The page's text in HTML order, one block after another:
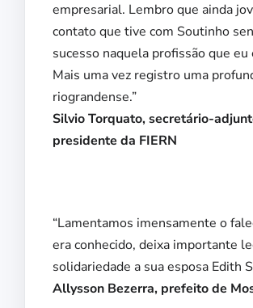
empresarial. Lembro que ainda
contato que tive com Soutinho
sucesso naquela profissão que
Mais uma vez registro uma
riograndense.”
Silvio Torquato, secretário-
presidente da FIERN
“Lamentamos imensamente o
era conhecido, deixa importante
solidariedade a sua esposa Edith
Allysson Bezerra, prefeito de